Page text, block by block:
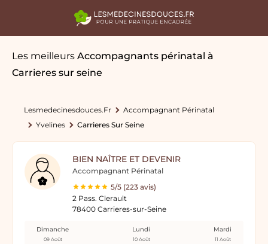
Les meilleurs Accompagnants périnatal à
Carrieres sur seine
Lesmedecinesdouces.fr
Accompagnant Périnatal
Yvelines
Carrieres Sur Seine
BIEN NAÎTRE ET DEVENIR
Accompagnant Périnatal
5/5 (223 avis)
2 Pass. Clerault
78400 Carrieres-sur-Seine
Dimanche
09 Août
Lundi
10 Août
Mardi
11 Août